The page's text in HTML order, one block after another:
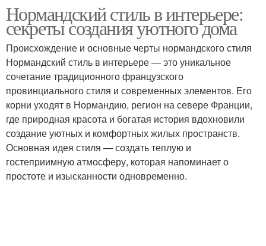
Инструменты для
создания
Советы по выбору
Советы по внутреннему
дизайну
Советы по
строительству
Советы по презентации
Нормандский стиль в интерьере:
секреты создания уютного дома
Происхождение и основные черты нормандского стиля
Нормандский стиль в интерьере — это уникальное
сочетание традиционного французского
провинциального стиля и современных элементов. Его
корни уходят в Нормандию, регион на севере Франции,
где природная красота и богатая история вдохновили
создание уютных и комфортных жилых пространств.
Основная идея стиля — создать теплую и
гостеприимную атмосферу, которая напоминает о
простоте и изысканности одновременно.